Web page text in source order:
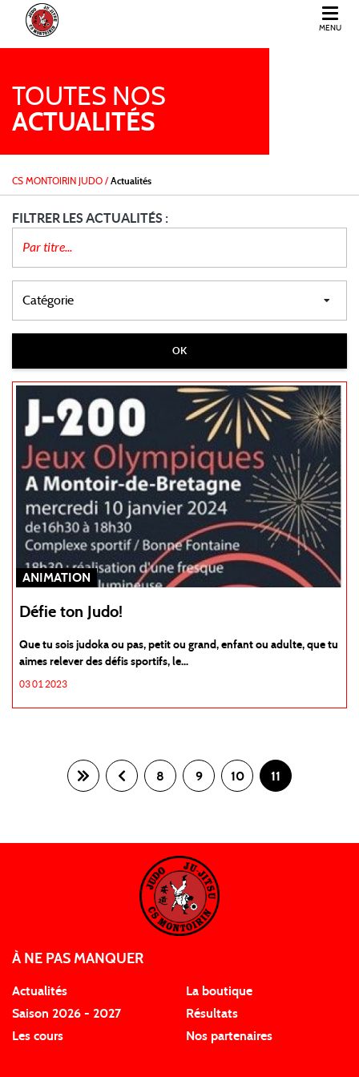
MENU
TOUTES NOS
ACTUALITÉS
CS MONTOIRIN JUDO / Actualités
FILTRER LES ACTUALITÉS :
ANIMATION
Défie ton Judo!
Que tu sois judoka ou pas, petit ou grand, enfant ou adulte, que tu
aimes relever des défis sportifs, le...
03 01 2023
8 9 10 11
À NE PAS MANQUER
Actualités
Saison 2026 - 2027
Les cours
La boutique
Résultats
Nos partenaires